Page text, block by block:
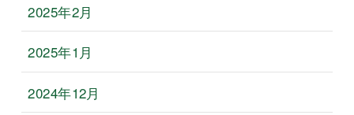
2025年2月
2025年1月
2024年12月